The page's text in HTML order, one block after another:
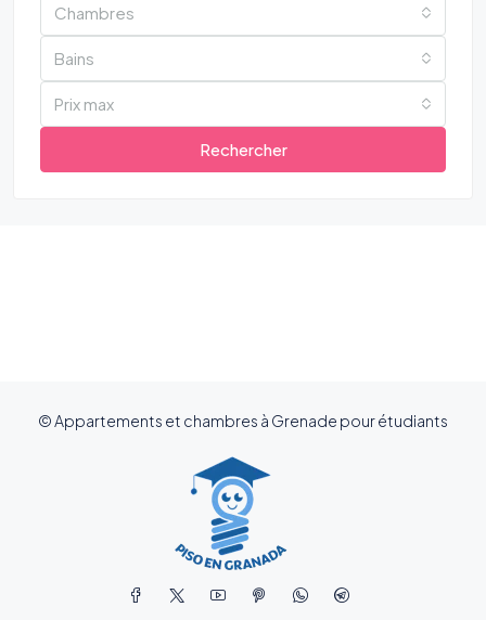
Chambres
Bains
Prix max
Rechercher
© Appartements et chambres à Grenade pour étudiants